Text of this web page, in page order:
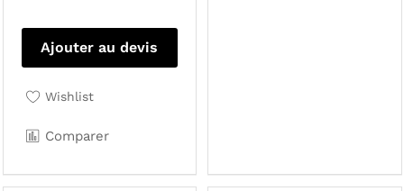
Ajouter au devis
Wishlist
Comparer